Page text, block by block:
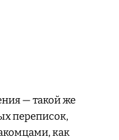
— такой же
переписок,
как